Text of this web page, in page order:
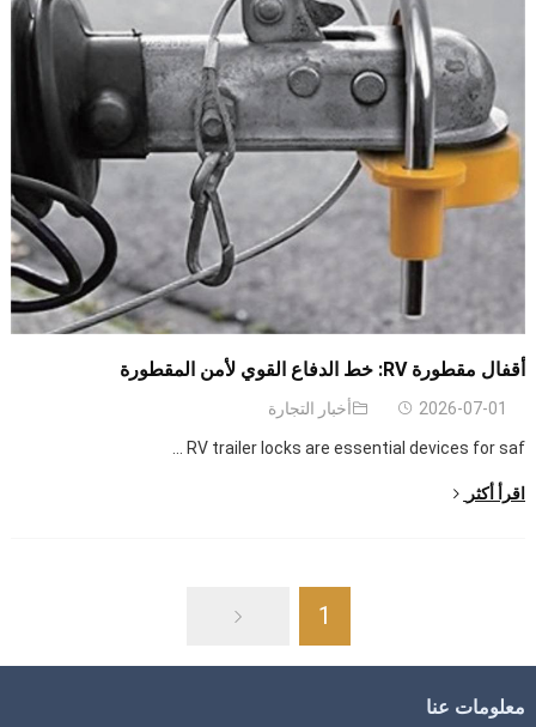
أقفال مقطورة RV: خط الدفاع القوي لأمن المقطورة
2026-07-01 أخبار التجارة
RV trailer locks are essential devices for saf
اقرأ أكثر
1
معلومات عنا